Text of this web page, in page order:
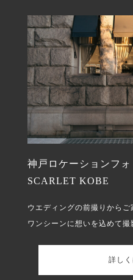
神戸ロケーションフ
SCARLET KOBE
ウエディングの前撮りから
ワンシーンに想いを込めて
詳し